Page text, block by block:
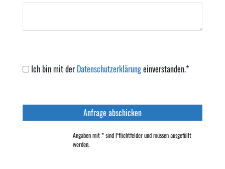
Ich bin mit der Datenschutzerklärungeinverstanden.*
Angaben mit * sind Pflichtfelder und müssen ausgefüllt
werden.